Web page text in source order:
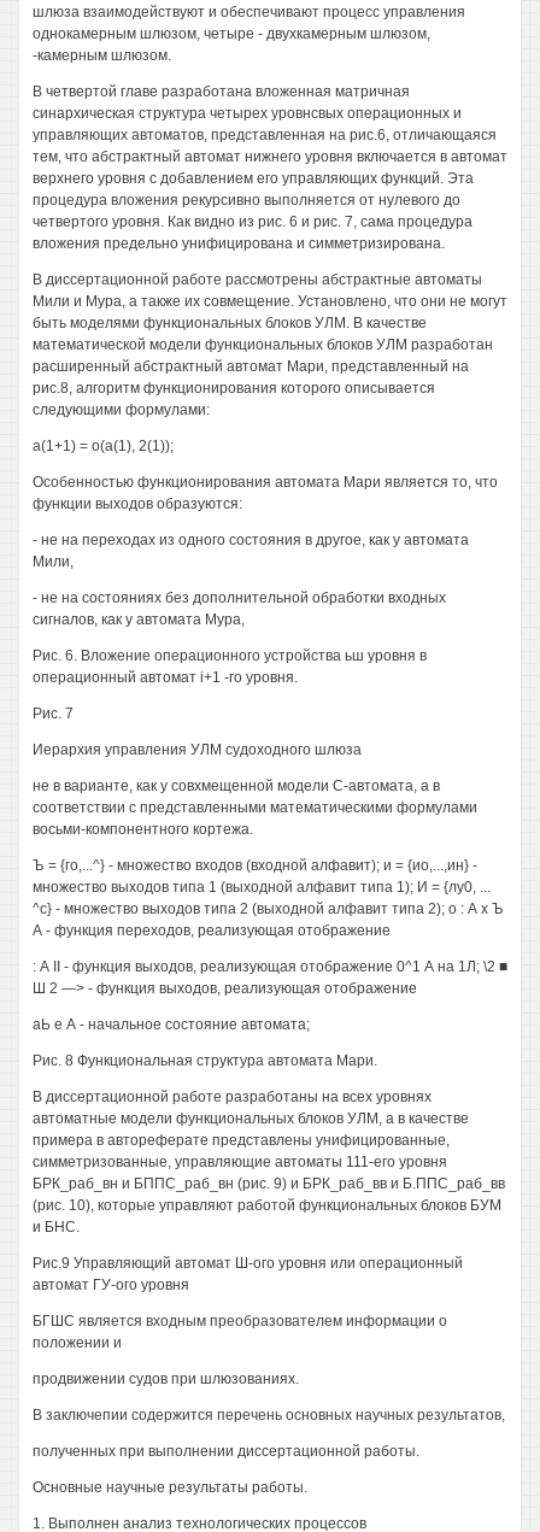
шлюза взаимодействуют и обеспечивают процесс управления
однокамерным шлюзом, четыре - двухкамерным шлюзом,
-камерным шлюзом.
В четвертой главе разработана вложенная матричная
синархическая структура четырех уровнсвых операционных и
управляющих автоматов, представленная на рис.6, отличающаяся
тем, что абстрактный автомат нижнего уровня включается в автомат
верхнего уровня с добавлением его управляющих функций. Эта
процедура вложения рекурсивно выполняется от нулевого до
четвертого уровня. Как видно из рис. 6 и рис. 7, сама процедура
вложения предельно унифицирована и симметризирована.
В диссертационной работе рассмотрены абстрактные автоматы
Мили и Мура, а также их совмещение. Установлено, что они не могут
быть моделями функциональных блоков УЛМ. В качестве
математической модели функциональных блоков УЛМ разработан
расширенный абстрактный автомат Мари, представленный на
рис.8, алгоритм функционирования которого описывается
следующими формулами:
а(1+1) = о(а(1), 2(1));
Особенностью функционирования автомата Мари является то, что
функции выходов образуются:
- не на переходах из одного состояния в другое, как у автомата
Мили,
- не на состояниях без дополнительной обработки входных
сигналов, как у автомата Мура,
Рис. 6. Вложение операционного устройства ьш уровня в
операционный автомат i+1 -го уровня.
Рис. 7
Иерархия управления УЛМ судоходного шлюза
не в варианте, как у совхмещенной модели С-автомата, а в
соответствии с представленными математическими формулами
восьми-компонентного кортежа.
Ъ = {го,...^} - множество входов (входной алфавит); и = {ио,...,ин} -
множество выходов типа 1 (выходной алфавит типа 1); И = {лу0, ...
^с} - множество выходов типа 2 (выходной алфавит типа 2); о : А х Ъ
А - функция переходов, реализующая отображение
: А II - функция выходов, реализующая отображение 0^1 А на 1Л; \2 ■
Ш 2 —> - функция выходов, реализующая отображение
аЬ е А - начальное состояние автомата;
Рис. 8 Функциональная структура автомата Мари.
В диссертационной работе разработаны на всех уровнях
автоматные модели функциональных блоков УЛМ, а в качестве
примера в автореферате представлены унифицированные,
симметризованные, управляющие автоматы 111-его уровня
БРК_раб_вн и БППС_раб_вн (рис. 9) и БРК_раб_вв и Б.ППС_раб_вв
(рис. 10), которые управляют работой функциональных блоков БУМ
и БНС.
Рис.9 Управляющий автомат Ш-ого уровня или операционный
автомат ГУ-ого уровня
БГШС является входным преобразователем информации о
положении и
продвижении судов при шлюзованиях.
В заключепии содержится перечень основных научных результатов,
полученных при выполнении диссертационной работы.
Основные научные результаты работы.
1. Выполнен анализ технологических процессов